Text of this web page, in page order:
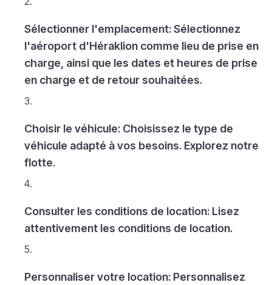
Sélectionner l'emplacement: Sélectionnez
l'aéroport d'Héraklion comme lieu de prise en
charge, ainsi que les dates et heures de prise
en charge et de retour souhaitées.
Choisir le véhicule: Choisissez le type de
véhicule adapté à vos besoins. Explorez notre
flotte.
Consulter les conditions de location: Lisez
attentivement les conditions de location.
Personnaliser votre location: Personnalisez